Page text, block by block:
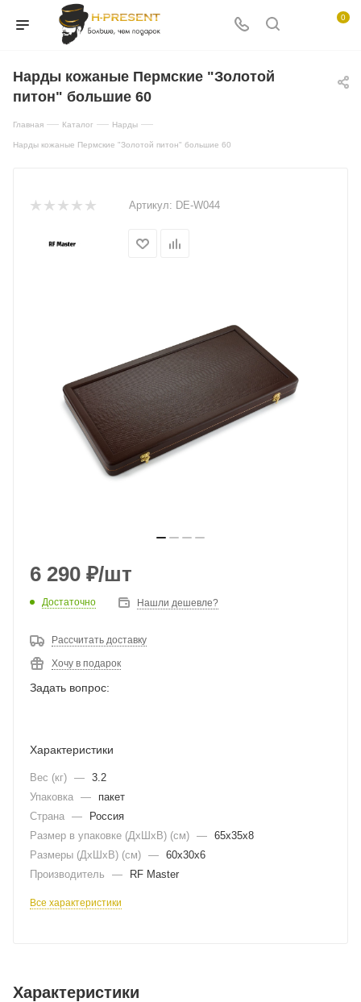
0
Нарды кожаные Пермские "Золотой
питон" большие 60
Главная — Каталог — Нарды —
Нарды кожаные Пермские "Золотой питон" большие 60
Артикул: DE-W044
6 290 ₽/шт
Достаточно Нашли дешевле?
Рассчитать доставку
Хочу в подарок
Задать вопрос:
Характеристики
Вес (кг) — 3.2
Упаковка —
пакет
Страна —
Россия
Размер в упаковке (ДхШxВ) (см) — 65х35х8
Размеры (ДxШxВ) (см) — 60х30х6
Производитель
— RF Master
Все характеристики
Характеристики